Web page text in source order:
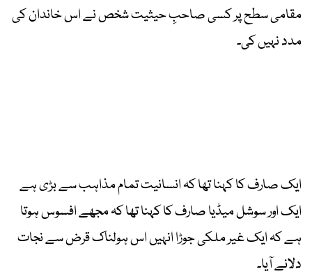
مقامی سطح پر کسی صاحبِ حیثیت شخص نے اس خاندان کی
مدد نہیں کی۔
ایک صارف کا کہنا تھا کہ انسانیت تمام مذاہب سے بڑی ہے
ایک اور سوشل میڈیا صارف کا کہنا تھا کہ مجھے افسوس ہوتا
ہے کہ ایک غیر ملکی جوڑا انہیں اس ہولناک قرض سے نجات
دلانے آیا۔